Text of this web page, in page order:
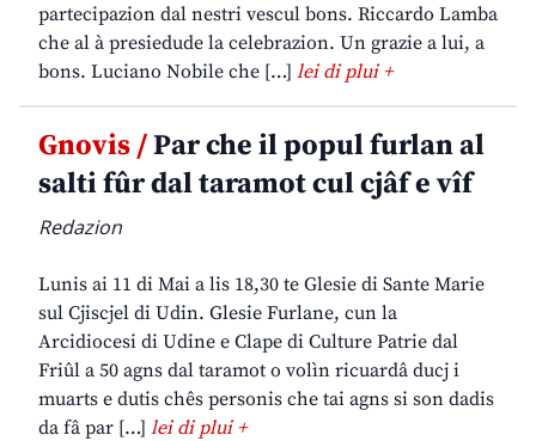
partecipazion dal nestri vescul bons. Riccardo Lamba
che al à presiedude la celebrazion. Un grazie a lui, a
bons. Luciano Nobile che […] lei di plui +
Gnovis /Par che il popul furlan al
salti fûr dal taramot cul cjâf e vîf
Redazion
Lunis ai 11 di Mai a lis 18,30 te Glesie di Sante Marie
sul Cjiscjel di Udin. Glesie Furlane, cun la
Arcidiocesi di Udine e Clape di Culture Patrie dal
Friûl a 50 agns dal taramot o volìn ricuardâ ducj i
muarts e dutis chês personis che tai agns si son dadis
da fâ par […] lei di plui +